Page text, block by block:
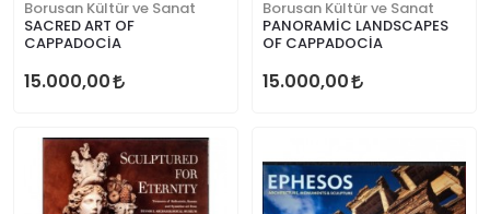
Borusan Kültür ve Sanat
SACRED ART OF
CAPPADOCİA
15.000,00
Borusan Kültür ve Sanat
PANORAMİC LANDSCAPES
OF CAPPADOCİA
15.000,00